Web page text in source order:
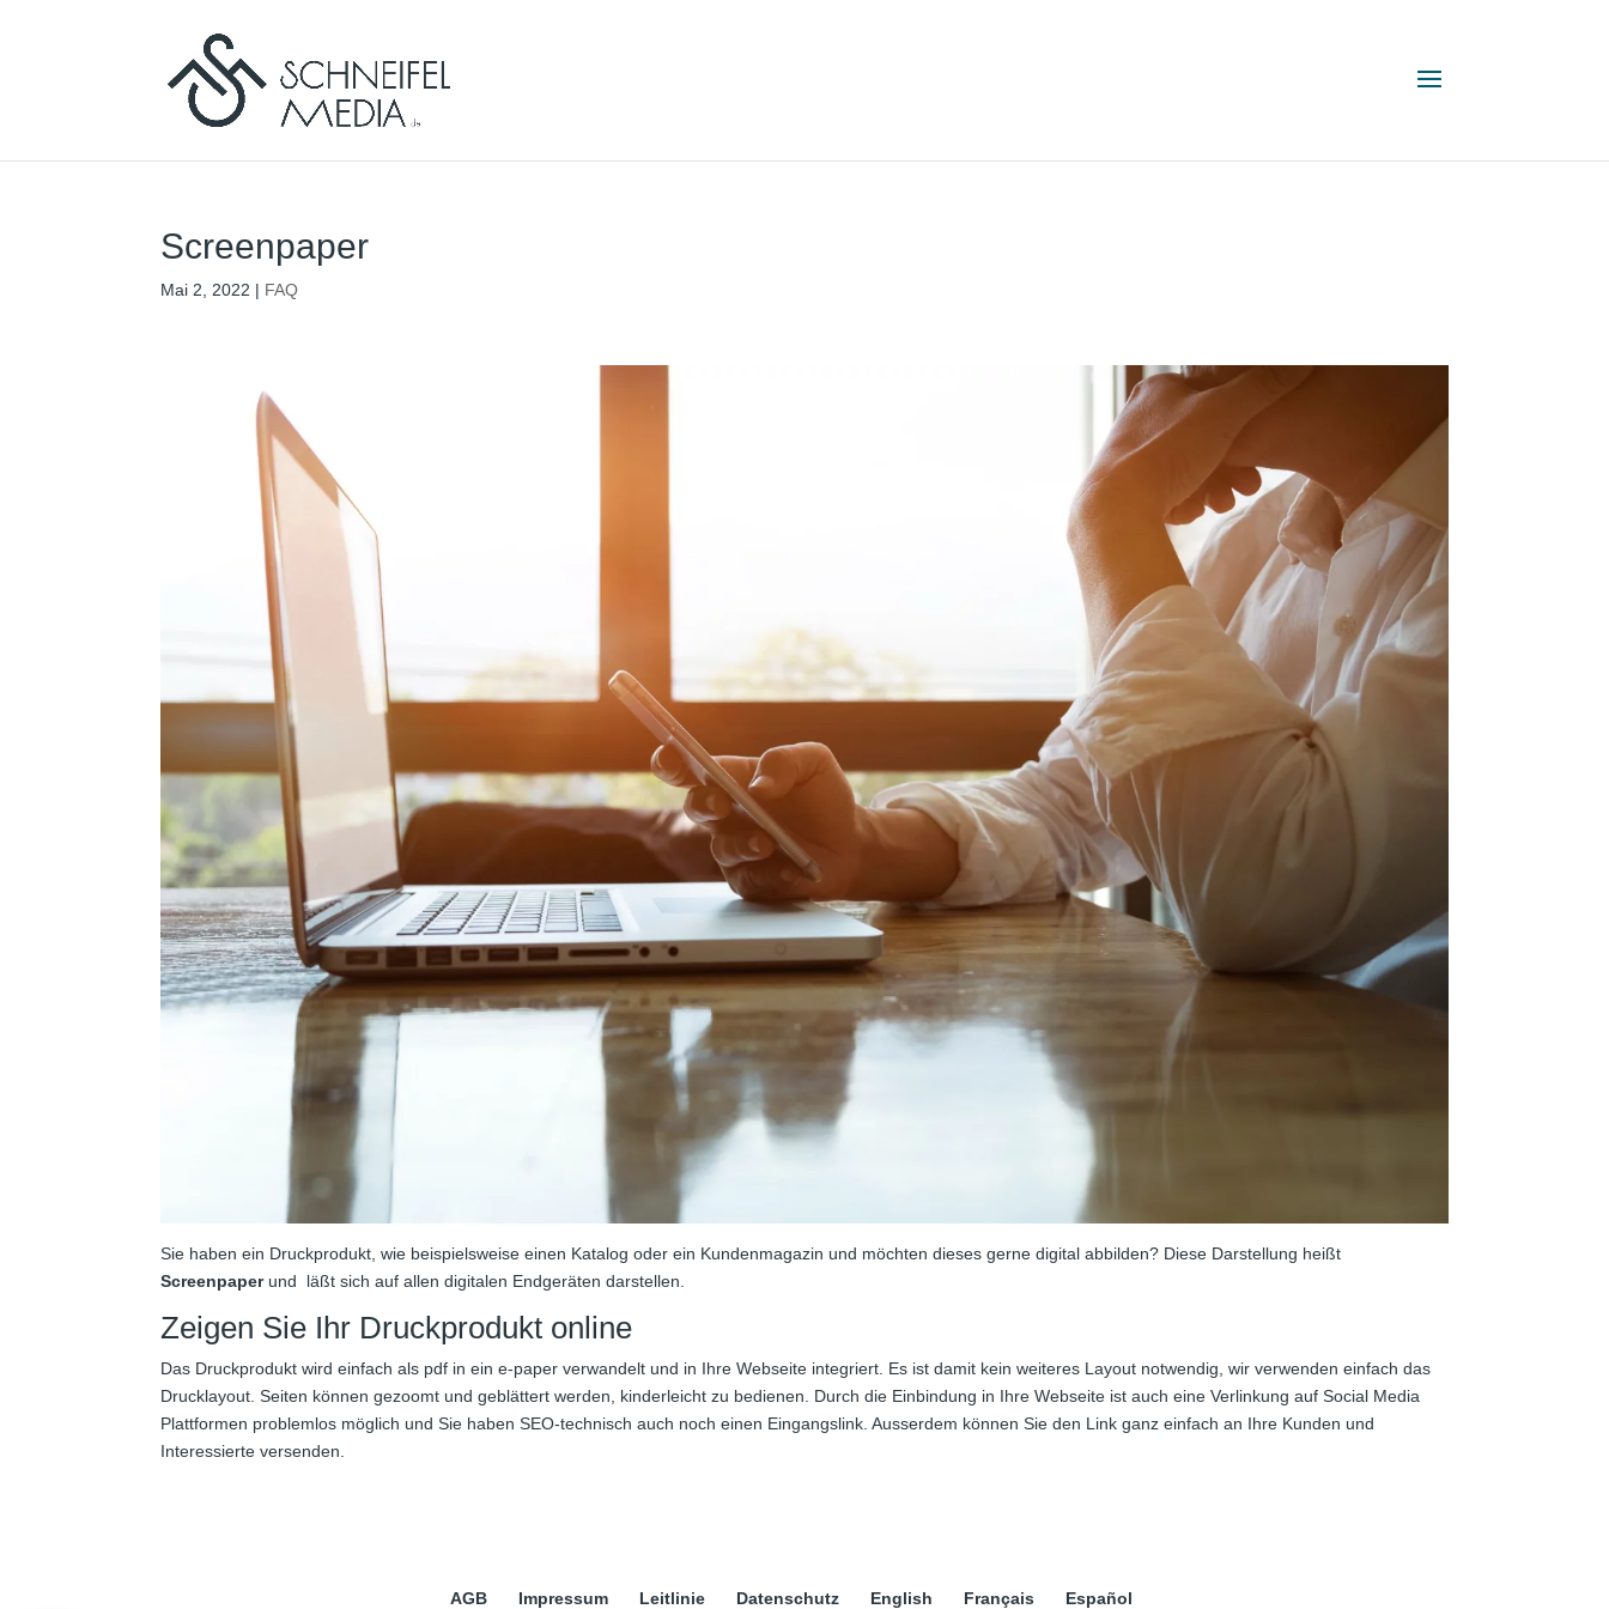
Screenpaper
Mai 2, 2022 | FAQ
Sie haben ein Druckprodukt, wie beispielsweise einen Katalog oder ein Kundenmagazin und möchten dieses gerne digital abbilden? Diese Darstellung heißt
Screenpaperund läßt sich auf allen digitalen Endgeräten darstellen.
Zeigen Sie Ihr Druckprodukt online
Das Druckprodukt wird einfach als pdf in ein e-paper verwandelt und in Ihre Webseite integriert. Es ist damit kein weiteres Layout notwendig, wir verwenden einfach das
Drucklayout. Seiten können gezoomt und geblättert werden, kinderleicht zu bedienen. Durch die Einbindung in Ihre Webseite ist auch eine Verlinkung auf Social Media
Plattformen problemlos möglich und Sie haben SEO-technisch auch noch einen Eingangslink. Ausserdem können Sie den Link ganz einfach an Ihre Kunden und
Interessierte versenden.
AGB Impressum Leitlinie Datenschutz English Français Español